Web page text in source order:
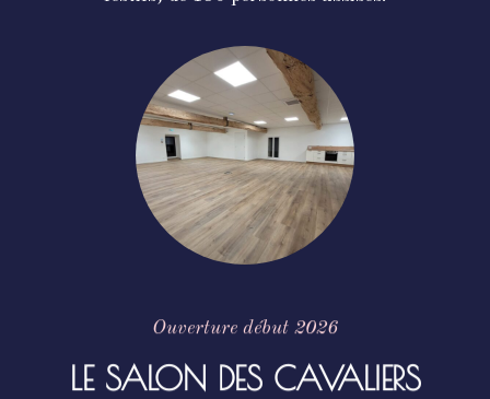
Ouverture début 2026
LE SALON DES CAVALIERS